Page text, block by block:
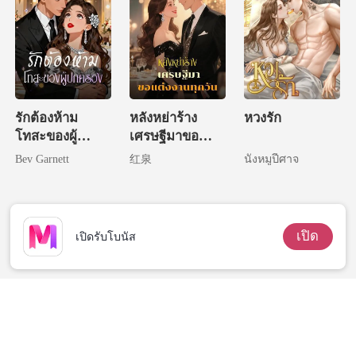
รักต้องห้าม
โทสะของผู้
ปกครอง
Bev Garnett
หลังหย่าร้าง
เศรษฐีมาขอ
แต่งงานทุกวัน
红泉
หวงรัก
นังหมูปีศาจ
เปิดรับโบนัส เปิด